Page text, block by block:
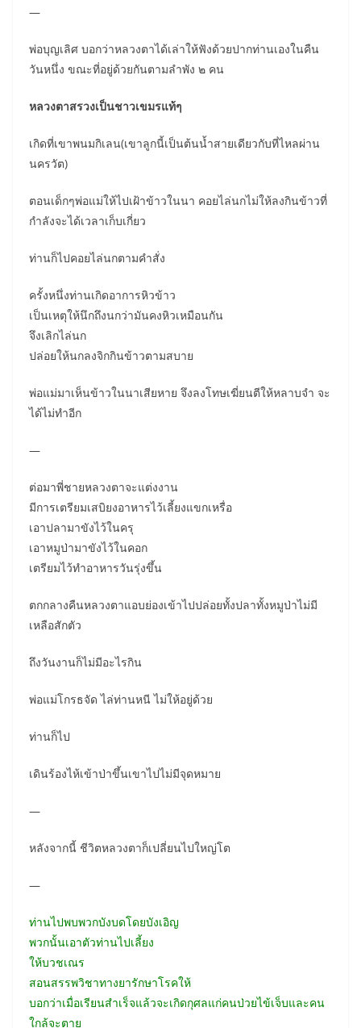
—
พ่อบุญเลิศ บอกว่าหลวงตาได้เล่าให้ฟังด้วยปากท่านเองในคืน
วันหนึ่ง ขณะที่อยู่ด้วยกันตามลำพัง ๒ คน
หลวงตาสรวงเป็นชาวเขมรแท้ๆ
เกิดที่เขาพนมกิเลน(เขาลูกนี้เป็นต้นน้ำสายเดียวกับที่ไหลผ่าน
นครวัต)
ตอนเด็กๆพ่อแม่ให้ไปเฝ้าข้าวในนา คอยไล่นกไม่ให้ลงกินข้าวที่
กำลังจะได้เวลาเก็บเกี่ยว
ท่านก็ไปคอยไล่นกตามคำสั่ง
ครั้งหนึ่งท่านเกิดอาการหิวข้าว
เป็นเหตุให้นึกถึงนกว่ามันคงหิวเหมือนกัน
จึงเลิกไล่นก
ปล่อยให้นกลงจิกกินข้าวตามสบาย
พ่อแม่มาเห็นข้าวในนาเสียหาย จึงลงโทษเฆี่ยนตีให้หลาบจำ จะ
ได้ไม่ทำอีก
—
ต่อมาพี่ชายหลวงตาจะแต่งงาน
มีการเตรียมเสบิยงอาหารไว้เลี้ยงแขกเหรื่อ
เอาปลามาขังไว้ในครุ
เอาหมูป่ามาขังไว้ในคอก
เตรียมไว้ทำอาหารวันรุ่งขึ้น
ตกกลางคืนหลวงตาแอบย่องเข้าไปปล่อยทั้งปลาทั้งหมูป่าไม่มี
เหลือสักตัว
ถึงวันงานก็ไม่มีอะไรกิน
พ่อแม่โกรธจัด ไล่ท่านหนี ไม่ให้อยู่ด้วย
ท่านก็ไป
เดินร้องไห้เข้าป่าขึ้นเขาไปไม่มีจุดหมาย
—
หลังจากนี้ ชีวิตหลวงตาก็เปลี่ยนไปใหญ่โต
—
ท่านไปพบพวกบังบดโดยบังเอิญ
พวกนั้นเอาตัวท่านไปเลี้ยง
ให้บวชเณร
สอนสรรพวิชาทางยารักษาโรคให้
บอกว่าเมื่อเรียนสำเร็จแล้วจะเกิดกุศลแก่คนป่วยไข้เจ็บและคน
ใกล้จะตาย